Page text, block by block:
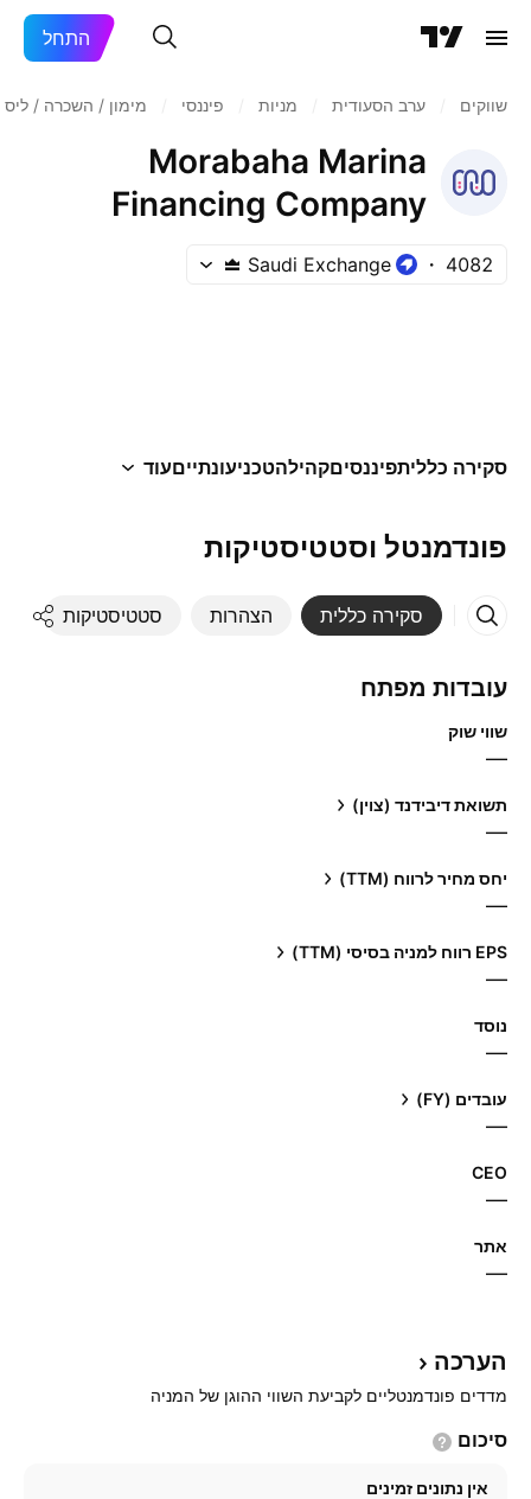
התחל
שווקים ערב הסעודית מניות‏ פיננסי מימון / השכרה /
Morabaha Marina
Financing Company
4082
Saudi Exchange
סקירה כלליתפיננסיםקהילהטכניעונתייםעוד
פונדמנטל וסטטיסטיקות
סקירה כללית הצהרות סטטיסטיקות
עובדות מפתח
שווי שוק
—
תשואת דיבידנד (צוין)
—
יחס מחיר לרווח (TTM)
—
EPS רווח למניה בסיסי (TTM)
—
נוסד
—
עובדים (FY)
—
CEO
—
אתר‏
—
הערכה
מדדים פונדמנטליים לקביעת השווי ההוגן של המניה
סיכום
אין נתונים זמינים